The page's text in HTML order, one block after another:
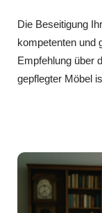
Die Beseitigung
kompetenten und
Empfehlung über
gepflegter Möbel